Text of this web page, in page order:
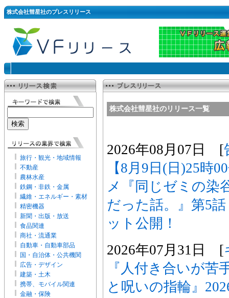
株式会社彗星社のプレスリリース
旅行・観光・地域情報
不動産
農林水産
鉄鋼・非鉄・金属
繊維・エネルギー・素材
精密機器
新聞・出版・放送
食品関連
商社・流通業
自動車・自動車部品
国・自治体・公共機関
広告・デザイン
建築・土木
携帯、モバイル関連
金融・保険
株式会社彗星社のリリース一覧
2026年08月07日 [
【8月9日(日)25時
メ『同じゼミの染
だった話。』第5
ット公開！
2026年07月31日 [
『人付き合いが苦
と呪いの指輪』